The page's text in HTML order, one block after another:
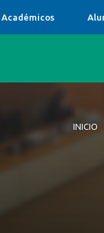
Académicos
INICIO